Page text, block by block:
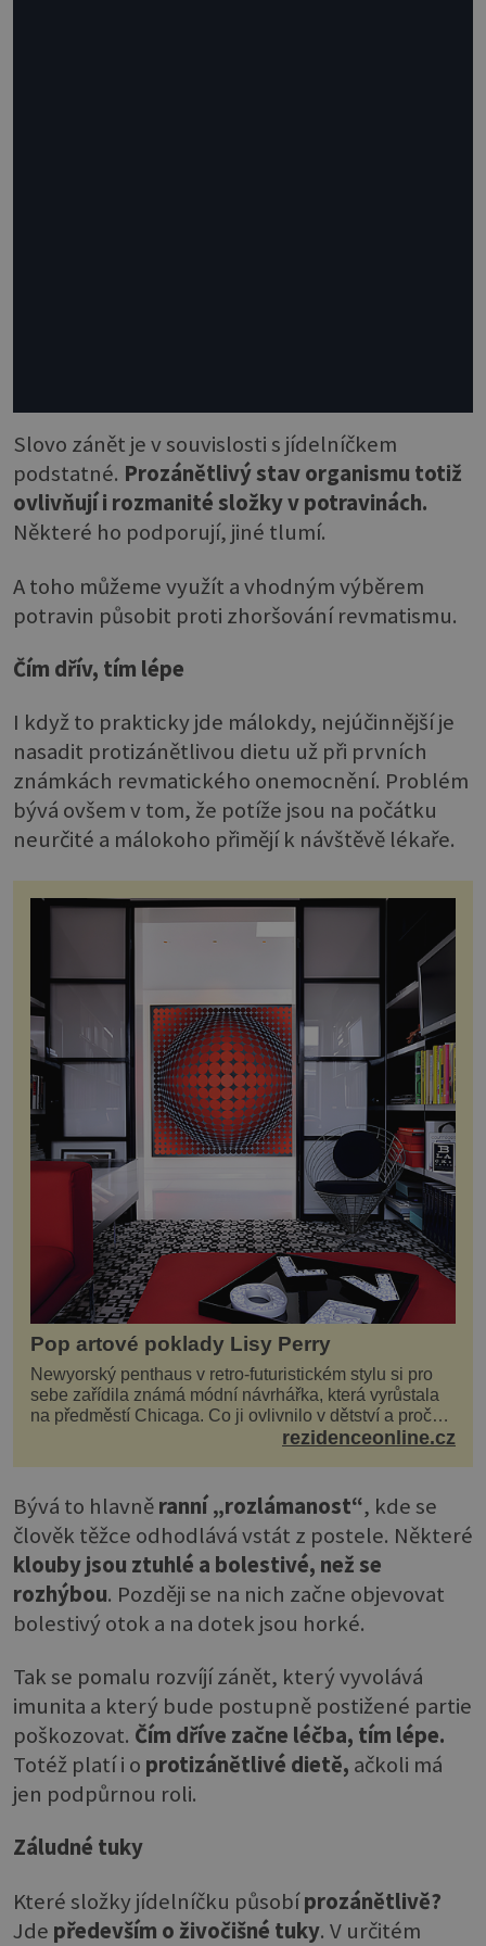
Slovo zánět je v souvislosti s jídelníčkem
podstatné. Prozánětlivý stav organismu totiž
ovlivňují i rozmanité složky v potravinách.
Některé ho podporují, jiné tlumí.
A toho můžeme využít a vhodným výběrem
potravin působit proti zhoršování revmatismu.
Čím dřív, tím lépe
I když to prakticky jde málokdy, nejúčinnější je
nasadit protizánětlivou dietu už při prvních
známkách revmatického onemocnění. Problém
bývá ovšem v tom, že potíže jsou na počátku
neurčité a málokoho přimějí k návštěvě lékaře.
Pop artové poklady Lisy Perry
Newyorský penthaus v retro-futuristickém stylu si pro
sebe zařídila známá módní návrhářka, která vyrůstala
na předměstí Chicaga. Co ji ovlivnilo v dětství a proč
vypadá její domov právě takto? Interié...rezidenceonline.cz
Bývá to hlavněranní „rozlámanost“, kde se
člověk těžce odhodlává vstát z postele. Některé
klouby jsou ztuhlé a bolestivé, než se
rozhýbou. Později se na nich začne objevovat
bolestivý otok a na dotek jsou horké.
Tak se pomalu rozvíjí zánět, který vyvolává
imunita a který bude postupně postižené partie
poškozovat. Čím dříve začne léčba, tím lépe.
Totéž platí i o protizánětlivé dietě, ačkoli má
jen podpůrnou roli.
Záludné tuky
Které složky jídelníčku působíprozánětlivě?
Jde především o živočišné tuky. V určitém